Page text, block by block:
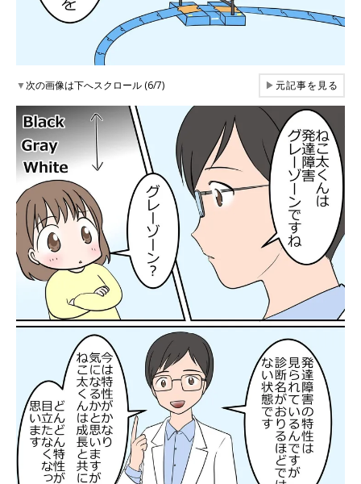
▼次の画像は下へスクロール (6/7) ▶元記事を見る